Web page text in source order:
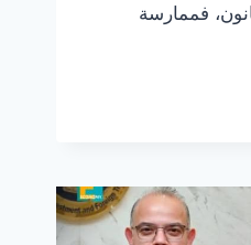
فممارسة